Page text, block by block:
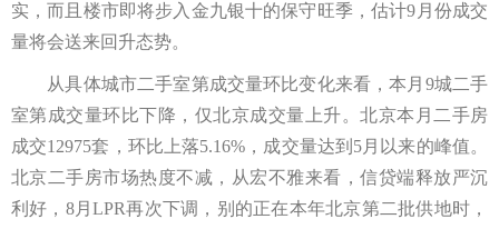
实，而且楼市即将步入金九银十的保守旺季，估计9月份成交
量将会送来回升态势。
从具体城市二手室第成交量环比变化来看，本月9城二手
室第成交量环比下降，仅北京成交量上升。北京本月二手房
成交12975套，环比上落5.16%，成交量达到5月以来的峰值。
北京二手房市场热度不减，从宏不雅来看，信贷端释放严沉
利好，8月LPR再次下调，别的正在本年北京第二批供地时，